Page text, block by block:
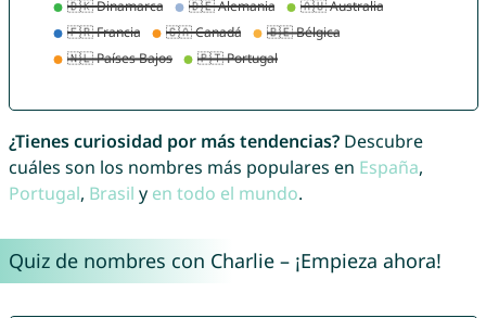
¿Tienes curiosidad por más tendencias?Descubre
cuáles son los nombres más populares en España,
Portugal, Brasil y en todo el mundo.
Quiz de nombres con Charlie – ¡Empieza ahora!